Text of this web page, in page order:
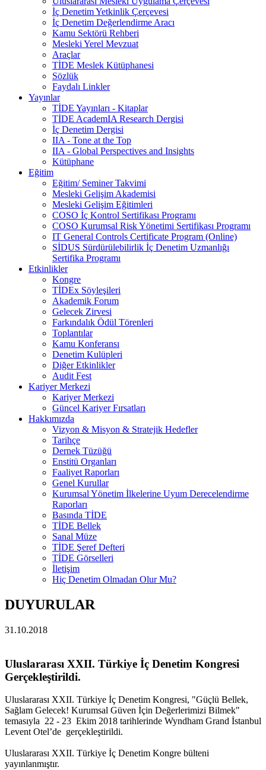
İç Denetim Yetkinlik Çerçevesi
İç Denetim Değerlendirme Aracı
Kamu Sektörü Rehberi
Mesleki Yerel Mevzuat
Araçlar
TİDE Meslek Kütüphanesi
Sözlük
Faydalı Linkler
Yayınlar
TİDE Yayınları - Kitaplar
TİDE AcademIA Research Dergisi
İç Denetim Dergisi
IIA - Tone at the Top
IIA - Global Perspectives and Insights
Kütüphane
Eğitim
Eğitim/ Seminer Takvimi
Mesleki Gelişim Akademisi
Mesleki Gelişim Eğitimleri
COSO İç Kontrol Sertifikası Programı
COSO Kurumsal Risk Yönetimi Sertifikası Programı
IT General Controls Certificate Program (Online)
SİDUS Sürdürülebilirlik İç Denetim Uzmanlığı
Sertifika Programı
Etkinlikler
Kongre
TİDEx Söyleşileri
Akademik Forum
Gelecek Zirvesi
Farkındalık Ödül Törenleri
Toplantılar
Kamu Konferansı
Denetim Kulüpleri
Diğer Etkinlikler
Audit Fest
Kariyer Merkezi
Kariyer Merkezi
Güncel Kariyer Fırsatları
Hakkımızda
Vizyon & Misyon & Stratejik Hedefler
Tarihçe
Dernek Tüzüğü
Enstitü Organları
Faaliyet Raporları
Genel Kurullar
Kurumsal Yönetim İlkelerine Uyum Derecelendirme
Raporları
Basında TİDE
TİDE Bellek
Sanal Müze
TİDE Şeref Defteri
TİDE Görselleri
İletişim
Hiç Denetim Olmadan Olur Mu?
DUYURULAR
31.10.2018
Uluslararası XXII. Türkiye İç Denetim Kongresi
Gerçekleştirildi.
Uluslararası XXII. Türkiye İç Denetim Kongresi, "Güçlü Bellek,
Sağlam Gelecek! Kurumsal Güven İçin Değerlerimizi Bilmek"
temasıyla 22 - 23 Ekim 2018 tarihlerinde Wyndham Grand İstanbul
Levent Otel’de gerçekleştirildi.
Uluslararası XXII. Türkiye İç Denetim Kongre bülteni
yayınlanmıştır.